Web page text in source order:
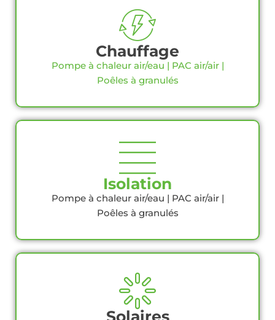
Chauffage
Pompe à chaleur air/eau | PAC air/air |
Poêles à granulés
Isolation
Pompe à chaleur air/eau | PAC air/air |
Poêles à granulés